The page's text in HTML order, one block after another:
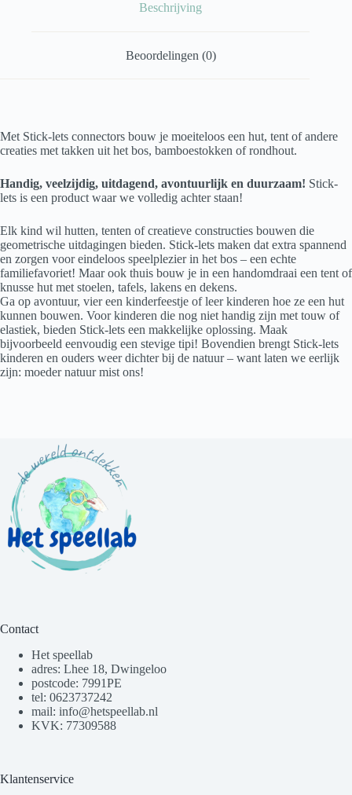
Beschrijving
Beoordelingen (0)
Met Stick-lets connectors bouw je moeiteloos een hut, tent of andere
creaties met takken uit het bos, bamboestokken of rondhout.
Handig, veelzijdig, uitdagend, avontuurlijk en duurzaam! Stick-
lets is een product waar we volledig achter staan!
Elk kind wil hutten, tenten of creatieve constructies bouwen die
geometrische uitdagingen bieden. Stick-lets maken dat extra spannend
en zorgen voor eindeloos speelplezier in het bos – een echte
familiefavoriet! Maar ook thuis bouw je in een handomdraai een tent of
knusse hut met stoelen, tafels, lakens en dekens.
Ga op avontuur, vier een kinderfeestje of leer kinderen hoe ze een hut
kunnen bouwen. Voor kinderen die nog niet handig zijn met touw of
elastiek, bieden Stick-lets een makkelijke oplossing. Maak
bijvoorbeeld eenvoudig een stevige tipi! Bovendien brengt Stick-lets
kinderen en ouders weer dichter bij de natuur – want laten we eerlijk
zijn: moeder natuur mist ons!
Contact
Het speellab
adres: Lhee 18, Dwingeloo
postcode: 7991PE
tel: 0623737242
mail: info@hetspeellab.nl
KVK: 77309588
Klantenservice